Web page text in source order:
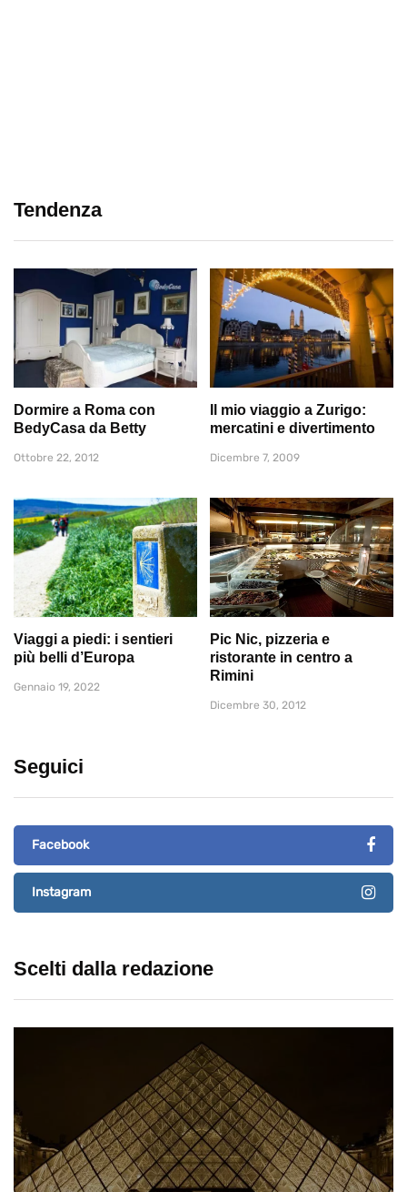
Tendenza
Dormire a Roma con
BedyCasa da Betty
Ottobre 22, 2012
Il mio viaggio a Zurigo:
mercatini e divertimento
Dicembre 7, 2009
Viaggi a piedi: i sentieri
più belli d’Europa
Gennaio 19, 2022
Pic Nic, pizzeria e
ristorante in centro a
Rimini
Dicembre 30, 2012
Seguici
Facebook
Instagram
Scelti dalla redazione